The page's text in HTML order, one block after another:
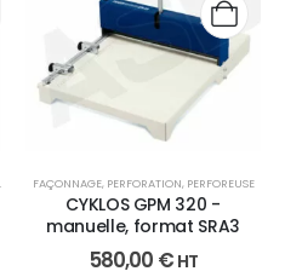
,FAÇONNAGE
FAÇONNAGE, PERFORATION, PERFOREUSE
CYKLOS GPM 320 -
manuelle, format SRA3
580,00 € HT